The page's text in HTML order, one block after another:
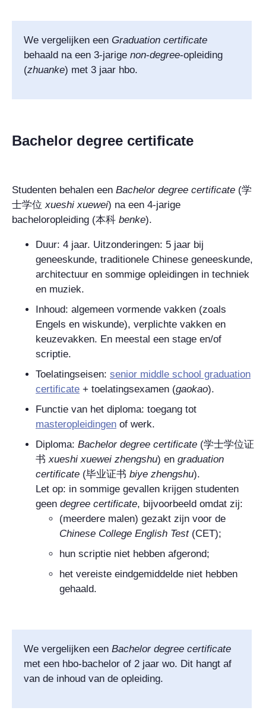
We vergelijken een Graduation certificate
behaald na een 3-jarige non-degree-opleiding
(zhuanke) met 3 jaar hbo.
Bachelor degree certificate
Studenten behalen een Bachelor degree certificate (学
士学位 xueshi xuewei) na een 4-jarige
bacheloropleiding (本科 benke).
Duur: 4 jaar. Uitzonderingen: 5 jaar bij
geneeskunde, traditionele Chinese geneeskunde,
architectuur en sommige opleidingen in techniek
en muziek.
Inhoud: algemeen vormende vakken (zoals
Engels en wiskunde), verplichte vakken en
keuzevakken. En meestal een stage en/of
scriptie.
Toelatingseisen: senior middle school graduation
certificate + toelatingsexamen (gaokao).
Functie van het diploma: toegang tot
masteropleidingen of werk.
Diploma: Bachelor degree certificate (学士学位证
书 xueshi xuewei zhengshu) en graduation
certificate (毕业证书 biye zhengshu).
Let op: in sommige gevallen krijgen studenten
geen degree certificate, bijvoorbeeld omdat zij:
(meerdere malen) gezakt zijn voor de
Chinese College English Test(CET);
hun scriptie niet hebben afgerond;
het vereiste eindgemiddelde niet hebben
gehaald.
We vergelijken een Bachelor degree certificate
met een hbo-bachelor of 2 jaar wo. Dit hangt af
van de inhoud van de opleiding.